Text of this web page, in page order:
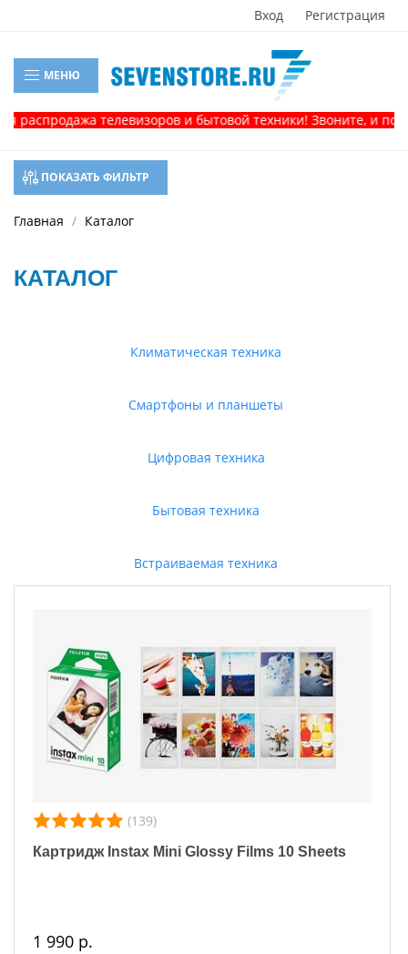
Вход Регистрация
МЕНЮ
телевизоров и бытовой техники! Звоните, и получите
ПОКАЗАТЬ ФИЛЬТР
Главная Каталог
КАТАЛОГ
Климатическая техника
Смартфоны и планшеты
Цифровая техника
Бытовая техника
Встраиваемая техника
(139)
Картридж Instax Mini Glossy Films 10 Sheets
1 990 р.